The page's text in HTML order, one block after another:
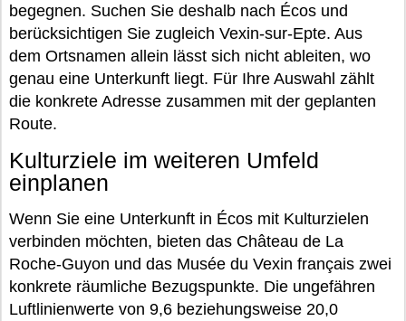
begegnen. Suchen Sie deshalb nach Écos und
berücksichtigen Sie zugleich Vexin-sur-Epte. Aus
dem Ortsnamen allein lässt sich nicht ableiten, wo
genau eine Unterkunft liegt. Für Ihre Auswahl zählt
die konkrete Adresse zusammen mit der geplanten
Route.
Kulturziele im weiteren Umfeld
einplanen
Wenn Sie eine Unterkunft in Écos mit Kulturzielen
verbinden möchten, bieten das Château de La
Roche-Guyon und das Musée du Vexin français zwei
konkrete räumliche Bezugspunkte. Die ungefähren
Luftlinienwerte von 9,6 beziehungsweise 20,0